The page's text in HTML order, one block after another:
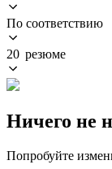
По соответствию
20 резюме
Ничего не
Попробуйте